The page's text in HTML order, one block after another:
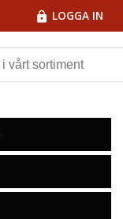
LOGGA IN